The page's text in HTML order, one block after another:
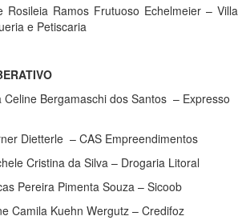
Rosileia Ramos Frutuoso Echelmeier – Villa
e Petiscaria
Celine Bergamaschi dos Santos – Expresso
Dietterle – CAS Empreendimentos
Cristina da Silva – Drogaria Litoral
Pereira Pimenta Souza – Sicoob
Camila Kuehn Wergutz – Credifoz